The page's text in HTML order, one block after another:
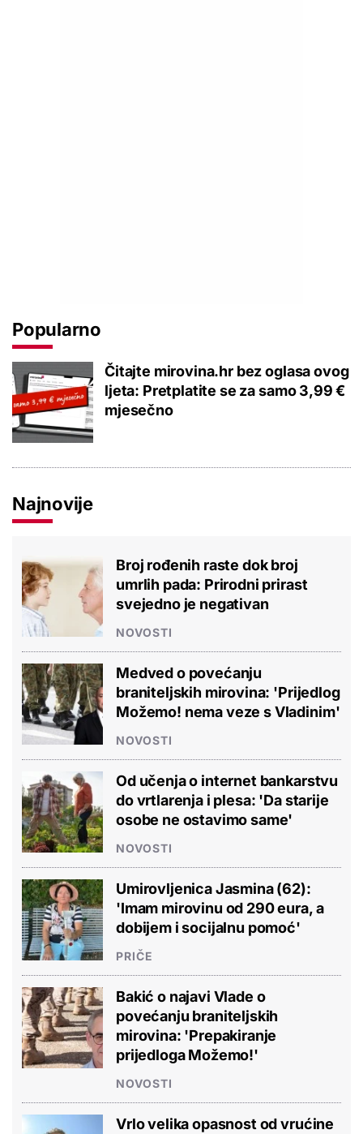
Popularno
Čitajte mirovina.hr bez oglasa ovog
ljeta: Pretplatite se za samo 3,99 €
mjesečno
Najnovije
Broj rođenih raste dok broj
umrlih pada: Prirodni prirast
svejedno je negativan
NOVOSTI
Medved o povećanju
braniteljskih mirovina: 'Prijedlog
Možemo! nema veze s Vladinim'
NOVOSTI
Od učenja o internet bankarstvu
do vrtlarenja i plesa: 'Da starije
osobe ne ostavimo same'
NOVOSTI
Umirovljenica Jasmina (62):
'Imam mirovinu od 290 eura, a
dobijem i socijalnu pomoć'
PRIČE
Bakić o najavi Vlade o
povećanju braniteljskih
mirovina: 'Prepakiranje
prijedloga Možemo!'
NOVOSTI
Vrlo velika opasnost od vrućine